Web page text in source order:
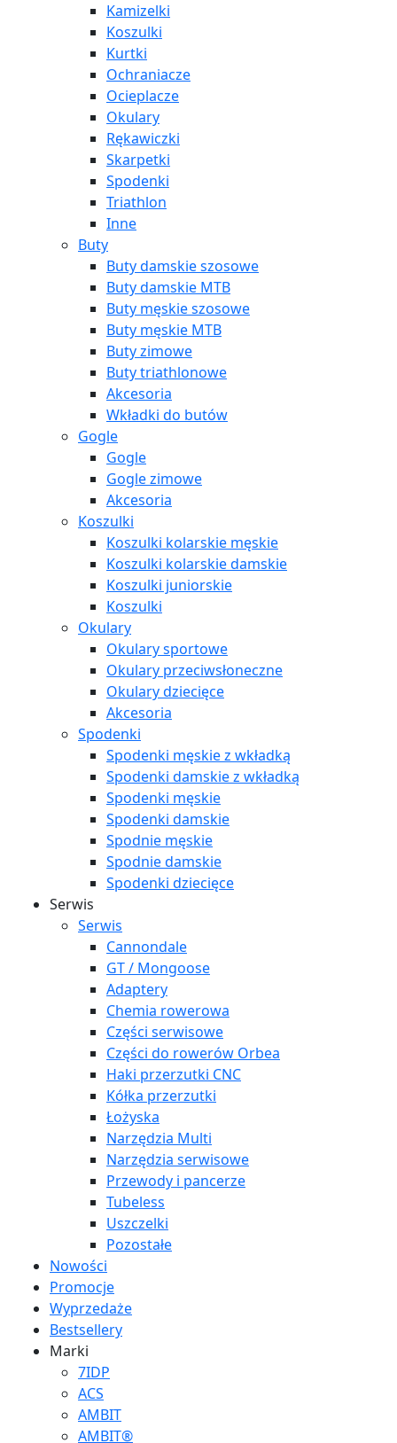
Kamizelki
Koszulki
Kurtki
Ochraniacze
Ocieplacze
Okulary
Rękawiczki
Skarpetki
Spodenki
Triathlon
Inne
Buty
Buty damskie szosowe
Buty damskie MTB
Buty męskie szosowe
Buty męskie MTB
Buty zimowe
Buty triathlonowe
Akcesoria
Wkładki do butów
Gogle
Gogle
Gogle zimowe
Akcesoria
Koszulki
Koszulki kolarskie męskie
Koszulki kolarskie damskie
Koszulki juniorskie
Koszulki
Okulary
Okulary sportowe
Okulary przeciwsłoneczne
Okulary dziecięce
Akcesoria
Spodenki
Spodenki męskie z wkładką
Spodenki damskie z wkładką
Spodenki męskie
Spodenki damskie
Spodnie męskie
Spodnie damskie
Spodenki dziecięce
Serwis
Serwis
Cannondale
GT / Mongoose
Adaptery
Chemia rowerowa
Części serwisowe
Części do rowerów Orbea
Haki przerzutki CNC
Kółka przerzutki
Łożyska
Narzędzia Multi
Narzędzia serwisowe
Przewody i pancerze
Tubeless
Uszczelki
Pozostałe
Nowości
Promocje
Wyprzedaże
Bestsellery
Marki
7IDP
ACS
AMBIT
AMBIT®